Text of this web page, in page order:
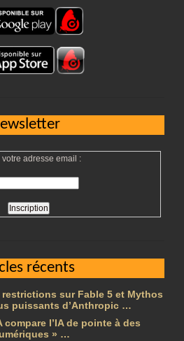
votre adresse email :
récents
sur Fable 5 et Mythos
puissants d’Anthropic …
compare l’IA de pointe à des
» …